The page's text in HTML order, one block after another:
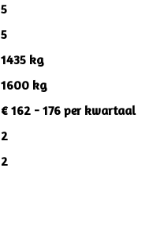
5
5
1435 kg
1600 kg
€ 162 - 176 per kwartaal
2
2